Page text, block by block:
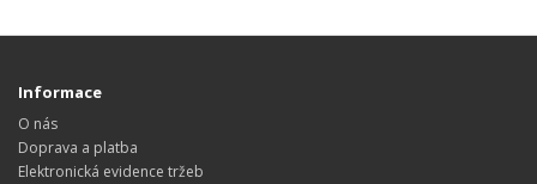
Informace
O nás
Doprava a platba
Elektronická evidence tržeb